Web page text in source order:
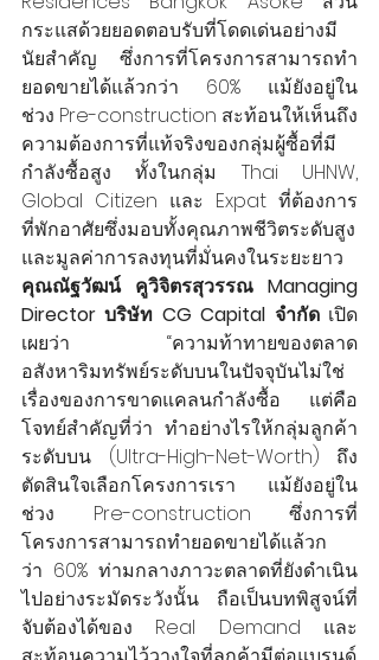
กระแสด้วยยอดตอบรับที่โดดเด่นอย่างมี
นัยสำคัญ ซึ่งการที่โครงการสามารถทำ
ยอดขายได้แล้วกว่า 60% แม้ยังอยู่ใน
ช่วง Pre-construction สะท้อนให้เห็นถึง
ความต้องการที่แท้จริงของกลุ่มผู้ซื้อที่มี
กำลังซื้อสูง ทั้งในกลุ่ม Thai UHNW,
Global Citizen และ Expat ที่ต้องการ
ที่พักอาศัยซึ่งมอบทั้งคุณภาพชีวิตระดับสูง
และมูลค่าการลงทุนที่มั่นคงในระยะยาว
คุณณัฐวัฒน์ คูวิจิตรสุวรรณ Managing
Director บริษัท CG Capital จำกัด เปิด
เผยว่า “ความท้าทายของตลาด
อสังหาริมทรัพย์ระดับบนในปัจจุบันไม่ใช่
เรื่องของการขาดแคลนกำลังซื้อ แต่คือ
โจทย์สำคัญที่ว่า ทำอย่างไรให้กลุ่มลูกค้า
ระดับบน (Ultra-High-Net-Worth) ถึง
ตัดสินใจเลือกโครงการเรา แม้ยังอยู่ใน
ช่วง Pre-construction ซึ่งการที่
โครงการสามารถทำยอดขายได้แล้วก
ว่า 60% ท่ามกลางภาวะตลาดที่ยังดำเนิน
ไปอย่างระมัดระวังนั้น ถือเป็นบทพิสูจน์ที่
จับต้องได้ของ Real Demand และ